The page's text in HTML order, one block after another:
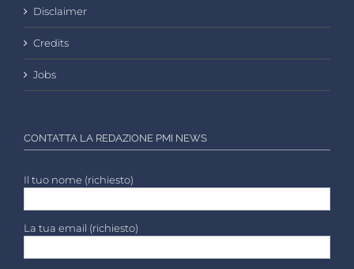
Disclaimer
Credits
Jobs
CONTATTA LA REDAZIONE PMI NEWS
Il tuo nome (richiesto)
La tua email (richiesto)